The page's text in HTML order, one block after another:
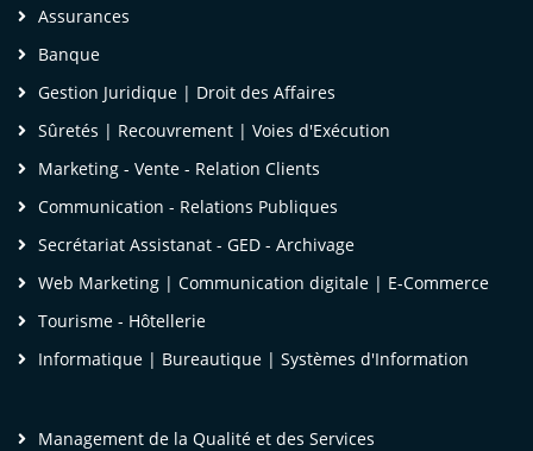
Assurances
Banque
Gestion Juridique | Droit des Affaires
Sûretés | Recouvrement | Voies d'Exécution
Marketing - Vente - Relation Clients
Communication - Relations Publiques
Secrétariat Assistanat - GED - Archivage
Web Marketing | Communication digitale | E-Commerce
Tourisme - Hôtellerie
Informatique | Bureautique | Systèmes d'Information
Management de la Qualité et des Services